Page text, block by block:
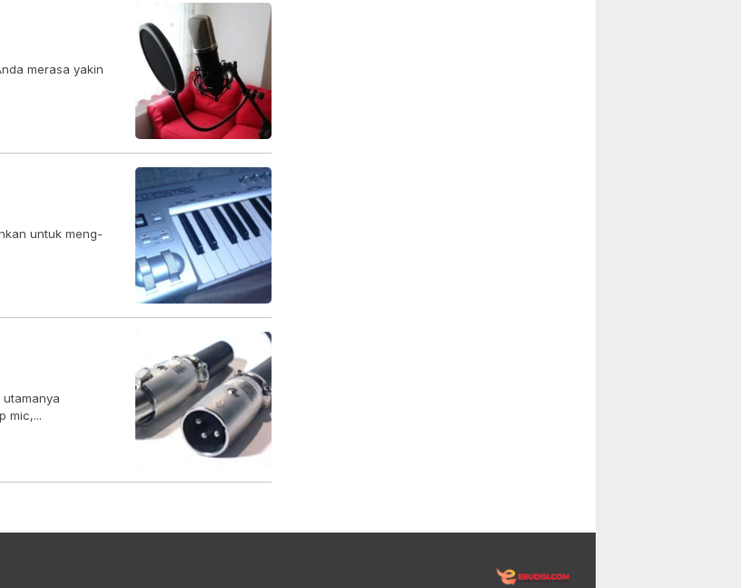
merasa yakin
untuk meng-
mic,...